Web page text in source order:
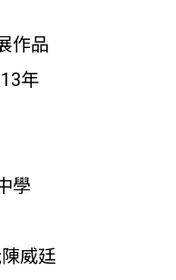
作品
年
學
威廷